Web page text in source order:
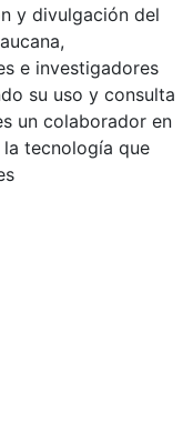
y divulgación del
e investigadores
su uso y consulta
un colaborador en
tecnología que